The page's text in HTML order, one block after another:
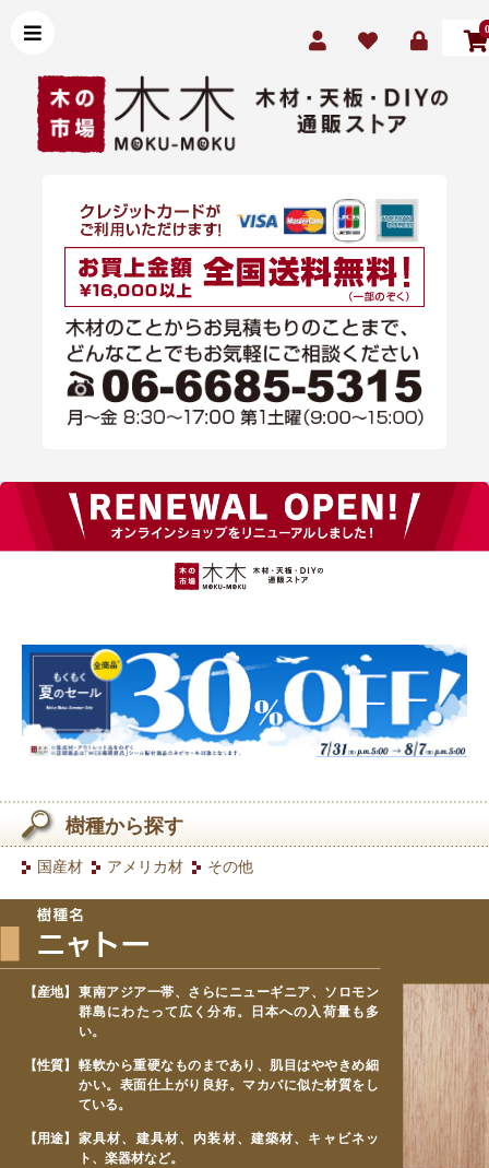
0
樹種から探す
国産材 アメリカ材 その他
【産地】
東南アジア一帯、さらにニューギニア、ソロモン
群島にわたって広く分布。日本への入荷量も多
い。
【性質】
軽軟から重硬なものまであり、肌目はややきめ細
かい。表面仕上がり良好。マカバに似た材質をし
ている。
【用途】
家具材、建具材、内装材、建築材、キャビネッ
ト、楽器材など。